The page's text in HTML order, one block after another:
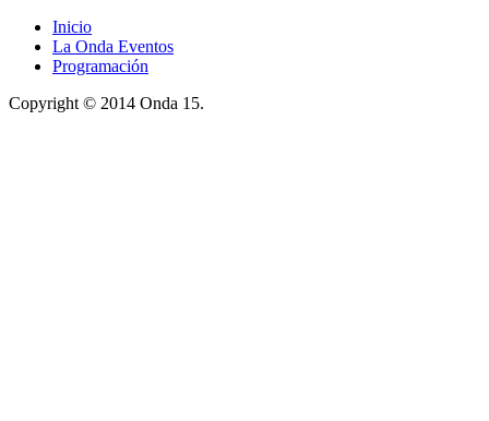
Inicio
La Onda Eventos
Programación
Copyright © 2014 Onda 15.